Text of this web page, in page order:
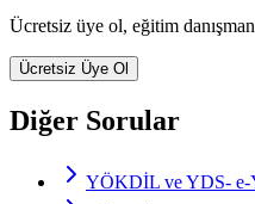
Ücretsiz üye ol, eğitim
Ücretsiz Üye Ol
Diğer Sorular
YÖKDİL ve YDS- e-